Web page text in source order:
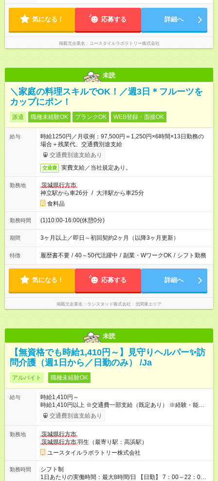
ます。 ※曜日固定（毎週同じ曜日での勤務となります）
気になる！ 応募する 詳細へ
掲載元企業名 ユースタイルラボラトリー株式会社
未読
＼家庭の料理スキルでOK！／週3日＊フルーツを
カップにポン！
派遣 職種未経験OK ブランクOK WEB登録・面接OK
給与
時給1250円／月収例：97,500円＝1,250円×6時間×13日勤務の
場合＋残業代、交通費別途支給
交通費別途支給あり
交通費 実費支給／当社規定あり。
勤務地
茨城県行方市
神立駅から車26分 / 大洋駅から車25分
食料品
勤務時間 (1)10:00-16:00(休憩0分)
期間 3ヶ月以上／即日～初回契約2ヶ月（以降3ヶ月更新）
特徴 履歴書不要 / 40～50代活躍中 / 副業・WワークOK / シフト勤務
気になる！ 応募する 詳細へ
掲載元企業名 ランスタッド株式会社 北関東エリア
未読
【無資格でも時給1,410円～】見守りヘルパー✨訪
問介護（週1日から／日勤のみ） /Ja
アルバイト 職種未経験OK
給与
時給1,410円～
時給1,410円以上 ※交通費一部支給（既定あり） ※経験・能力を
考慮して決定します 【収入例】 週1回勤務の場合：1,410円×8時
間×4回=4万5,120円 週3回勤務の場合：1,410円×8時間×12回
5,600円 【試用期間】試用期間あり 試用期間の長さ：2ヶ月
※ 雇用形態と給与に、本採用時と異なる部分があります。 雇用
形態：本採用時と同じです。 給与：時給 1,080円以上
交通費別途支給あり
勤務地
茨城県行方市
茨城県行方市羽生（最寄り駅：高浜駅）
ユースタイルラボラトリー株式会社
勤務時間
シフト制
1日あたりの実働時間：最大8時間/日 【日勤】 7：00～22：00